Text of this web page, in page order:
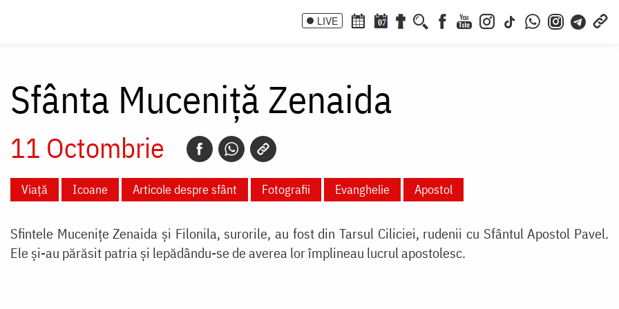
LIVE 07
Sfânta Muceniță Zenaida
11 Octombrie
Viață Icoane Articole despre sfânt Fotografii Evanghelie Apostol
Sfintele Mucenițe Zenaida și Filonila, surorile, au fost din Tarsul Ciliciei, rudenii cu Sfântul Apostol Pavel.
Ele și-au părăsit patria și lepădându-se de averea lor împlineau lucrul apostolesc.